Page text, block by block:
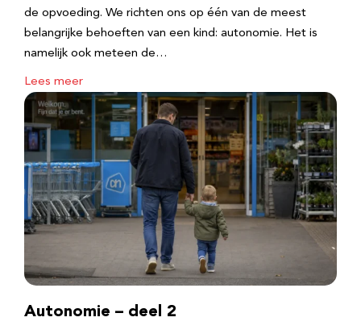
de opvoeding. We richten ons op één van de meest
belangrijke behoeften van een kind: autonomie. Het is
namelijk ook meteen de…
Lees meer
Autonomie – deel 2